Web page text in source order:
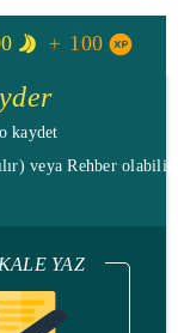
100
kaydet
veya Rehber
YAZ